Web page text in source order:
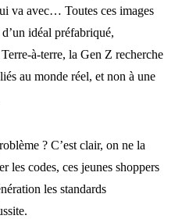
va avec… Toutes ces images
idéal préfabriqué,
à-terre, la Gen Z recherche
au monde réel, et non à une
? C’est clair, on ne la
les codes, ces jeunes shoppers
les standards